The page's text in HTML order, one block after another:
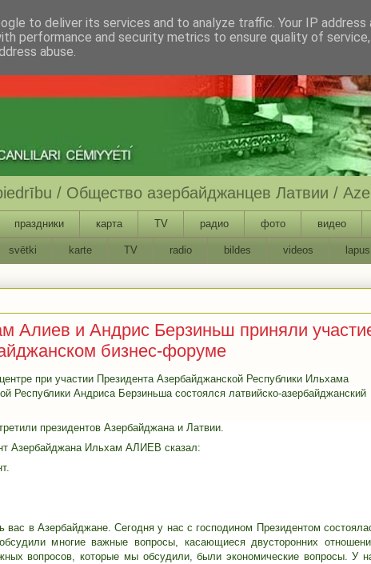
/ Общество азербайджанцев Латвии /
праздники карта TV радио фото видео
svētki karte TV radio bildes videos lapus
Алиев и Андрис Берзиньш приняли
бизнес-форуме
при участии Президента Азербайджанской Республики Ильхама
Республики Андриса Берзиньша состоялся латвийско-азербайджанский
президентов Азербайджана и Латвии.
Азербайджана Ильхам АЛИЕВ сказал:
вас в Азербайджане. Сегодня у нас с господином Президентом
многие важные вопросы, касающиеся двусторонних
вопросов, которые мы обсудили, были экономические вопросы. У
to deliver its services and to analyze traffic. Your IP address
performance and security metrics to ensure quality of
abuse.